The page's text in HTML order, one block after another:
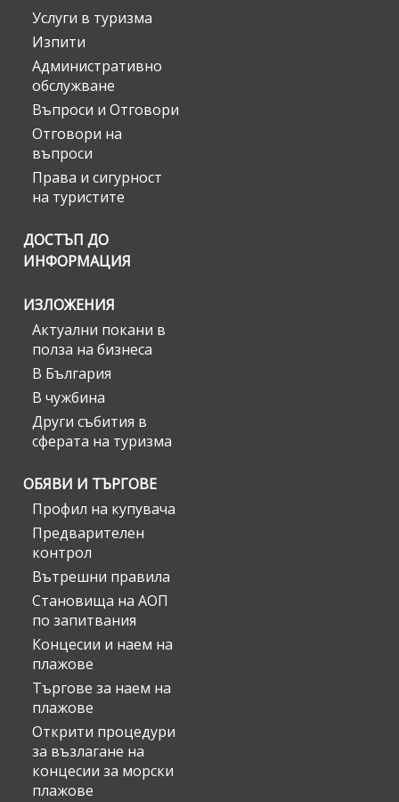
Услуги в туризма
Изпити
Административно
обслужване
Въпроси и Отговори
Отговори на
въпроси
Права и сигурност
на туристите
ДОСТЪП ДО
ИНФОРМАЦИЯ
ИЗЛОЖЕНИЯ
Актуални покани в
полза на бизнеса
В България
В чужбина
Други събития в
сферата на туризма
ОБЯВИ И ТЪРГОВЕ
Профил на купувача
Предварителен
контрол
Вътрешни правила
Становища на АОП
по запитвания
Концесии и наем на
плажове
Търгове за наем на
плажове
Открити процедури
за възлагане на
концесии за морски
плажове